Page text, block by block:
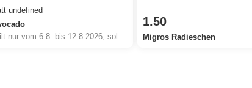
undefined
Angebot gilt nur vom 6.8. bis 12.8.2026, solange Vorrat.
1.50
Migros Radieschen